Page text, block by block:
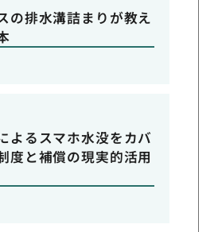
の排水溝詰まりが教え
よるスマホ水没をカバ
度と補償の現実的活用